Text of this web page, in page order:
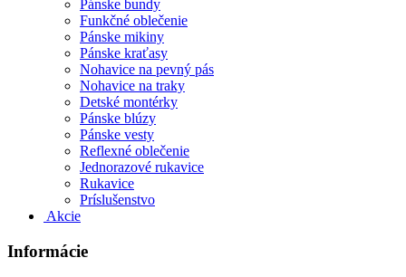
Pánske bundy
Funkčné oblečenie
Pánske mikiny
Pánske kraťasy
Nohavice na pevný pás
Nohavice na traky
Detské montérky
Pánske blúzy
Pánske vesty
Reflexné oblečenie
Jednorazové rukavice
Rukavice
Príslušenstvo
Akcie
Informácie